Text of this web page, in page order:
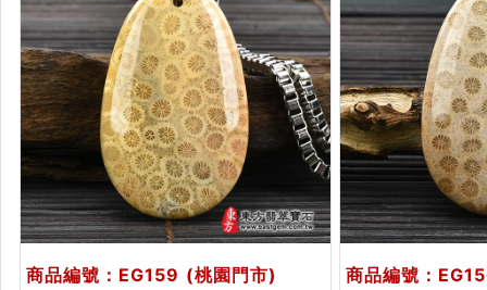
商品編號：EG159 (桃園門市)
商品編號：